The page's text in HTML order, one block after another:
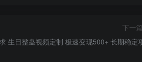
下一
生日整蛊视频定制 极速变现500+ 长期稳定